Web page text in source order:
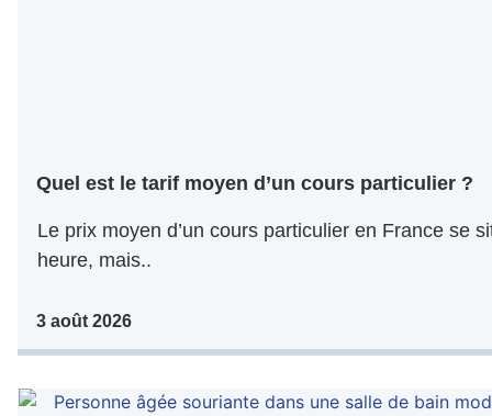
Quel est le tarif moyen d’un cours particulier ?
Le prix moyen d’un cours particulier en France se
heure, mais..
3 août 2026